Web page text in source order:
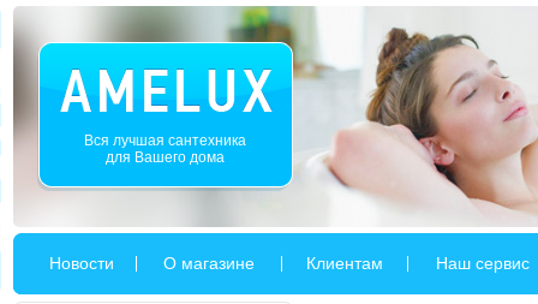
Вся лучшая сантехника
для Вашего дома
Новости О магазине Клиентам Наш сервис